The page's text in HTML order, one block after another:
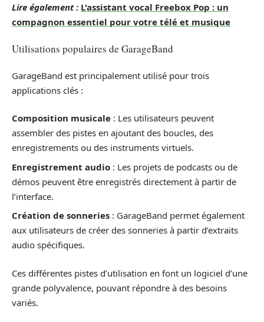
Lire également : L'assistant vocal Freebox Pop : un
compagnon essentiel pour votre télé et musique
Utilisations populaires de GarageBand
GarageBand est principalement utilisé pour trois
applications clés :
Composition musicale : Les utilisateurs peuvent
assembler des pistes en ajoutant des boucles, des
enregistrements ou des instruments virtuels.
Enregistrement audio : Les projets de podcasts ou de
démos peuvent être enregistrés directement à partir de
l’interface.
Création de sonneries : GarageBand permet également
aux utilisateurs de créer des sonneries à partir d’extraits
audio spécifiques.
Ces différentes pistes d’utilisation en font un logiciel d’une
grande polyvalence, pouvant répondre à des besoins
variés.